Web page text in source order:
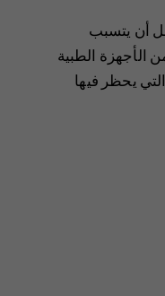
أن يتسبب
الطبية
يحظر فيها